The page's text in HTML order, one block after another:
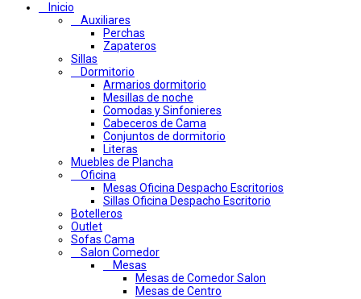
Inicio
Auxiliares
Perchas
Zapateros
Sillas
Dormitorio
Armarios dormitorio
Mesillas de noche
Comodas y Sinfonieres
Cabeceros de Cama
Conjuntos de dormitorio
Literas
Muebles de Plancha
Oficina
Mesas Oficina Despacho Escritorios
Sillas Oficina Despacho Escritorio
Botelleros
Outlet
Sofas Cama
Salon Comedor
Mesas
Mesas de Comedor Salon
Mesas de Centro